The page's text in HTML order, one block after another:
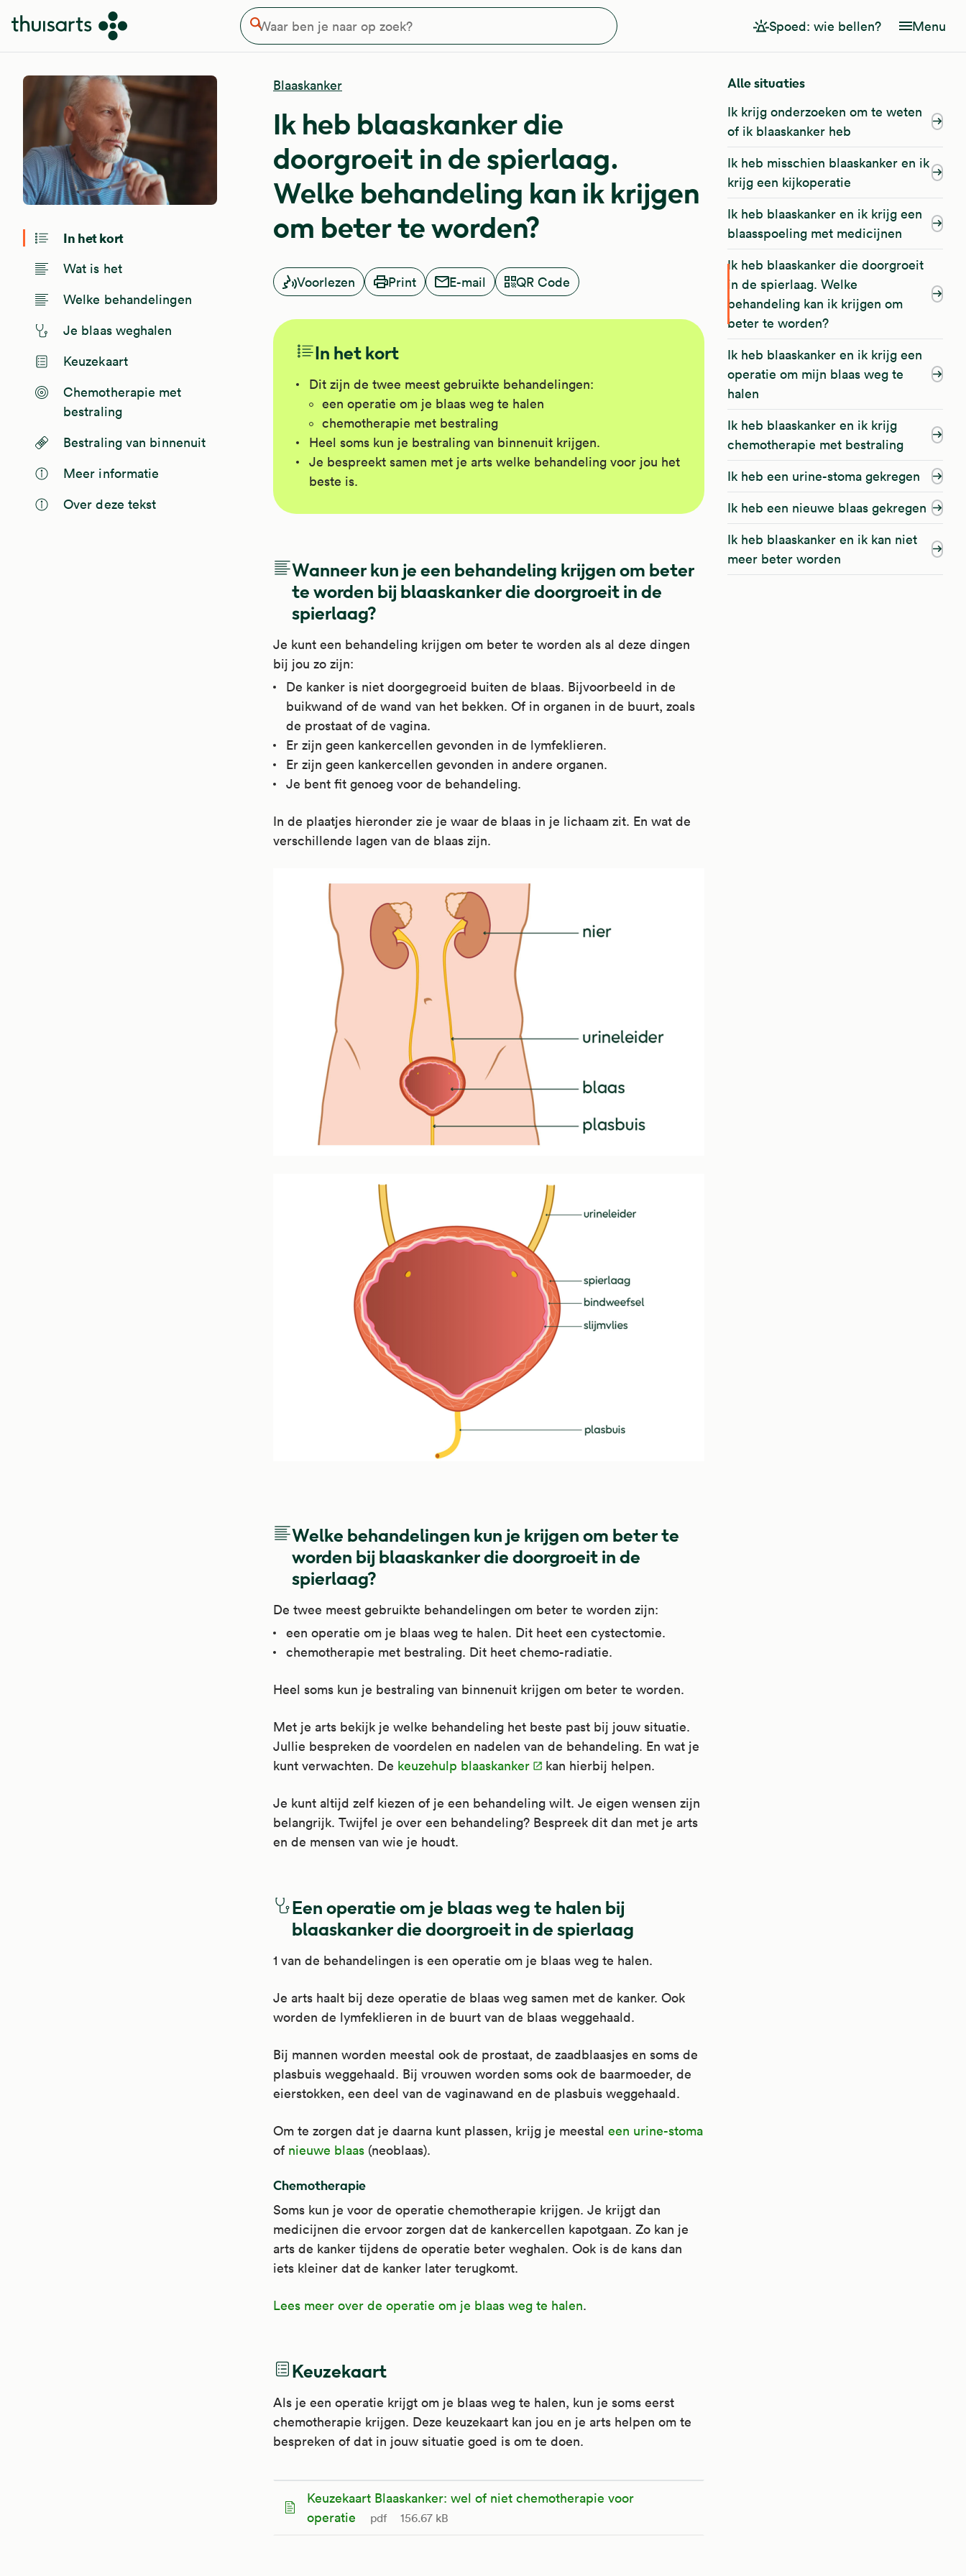
Overslaan en naar de inhoud gaan Waar ben je naar op zoek?
Zoeken Spoed: wie bellen? Menu
Blaaskanker
Ik heb blaaskanker die
doorgroeit in de spierlaag.
Welke behandeling kan ik krijgen
om beter te worden?
In het kort
Wat is het
Welke behandelingen
Je blaas weghalen
Keuzekaart
Chemotherapie met
bestraling
Bestraling van binnenuit
Meer informatie
Over deze tekst
Voorlezen Print E-mail QR Code
In het kort
Dit zijn de twee meest gebruikte behandelingen:
een operatie om je blaas weg te halen
chemotherapie met bestraling
Heel soms kun je bestraling van binnenuit krijgen.
Je bespreekt samen met je arts welke behandeling voor jou het
beste is.
Wanneer kun je een behandeling krijgen om beter
te worden bij blaaskanker die doorgroeit in de
spierlaag?
Je kunt een behandeling krijgen om beter te worden als al deze dingen
bij jou zo zijn:
De kanker is niet doorgegroeid buiten de blaas. Bijvoorbeeld in de
buikwand of de wand van het bekken. Of in organen in de buurt, zoals
de prostaat of de vagina.
Er zijn geen kankercellen gevonden in de lymfeklieren.
Er zijn geen kankercellen gevonden in andere organen.
Je bent fit genoeg voor de behandeling.
In de plaatjes hieronder zie je waar de blaas in je lichaam zit. En wat de
verschillende lagen van de blaas zijn.
Welke behandelingen kun je krijgen om beter te
worden bij blaaskanker die doorgroeit in de
spierlaag?
De twee meest gebruikte behandelingen om beter te worden zijn:
een operatie om je blaas weg te halen. Dit heet een cystectomie.
chemotherapie met bestraling. Dit heet chemo-radiatie.
Heel soms kun je bestraling van binnenuit krijgen om beter te worden.
Met je arts bekijk je welke behandeling het beste past bij jouw situatie.
Jullie bespreken de voordelen en nadelen van de behandeling. En wat je
kunt verwachten. De keuzehulp blaaskanker kan hierbij helpen.
Je kunt altijd zelf kiezen of je een behandeling wilt. Je eigen wensen zijn
belangrijk. Twijfel je over een behandeling? Bespreek dit dan met je arts
en de mensen van wie je houdt.
Een operatie om je blaas weg te halen bij
blaaskanker die doorgroeit in de spierlaag
1 van de behandelingen is een operatie om je blaas weg te halen.
Je arts haalt bij deze operatie de blaas weg samen met de kanker. Ook
worden de lymfeklieren in de buurt van de blaas weggehaald.
Bij mannen worden meestal ook de prostaat, de zaadblaasjes en soms de
plasbuis weggehaald. Bij vrouwen worden soms ook de baarmoeder, de
eierstokken, een deel van de vaginawand en de plasbuis weggehaald.
Om te zorgen dat je daarna kunt plassen, krijg je meestal een urine-stoma
of nieuwe blaas (neoblaas).
Chemotherapie
Soms kun je voor de operatie chemotherapie krijgen. Je krijgt dan
medicijnen die ervoor zorgen dat de kankercellen kapotgaan. Zo kan je
arts de kanker tijdens de operatie beter weghalen. Ook is de kans dan
iets kleiner dat de kanker later terugkomt.
Lees meer over de operatie om je blaas weg te halen.
Keuzekaart
Als je een operatie krijgt om je blaas weg te halen, kun je soms eerst
chemotherapie krijgen. Deze keuzekaart kan jou en je arts helpen om te
bespreken of dat in jouw situatie goed is om te doen.
Keuzekaart Blaaskanker: wel of niet chemotherapie voor
operatie
pdf 156.67 kB
Alle situaties
Ik krijg onderzoeken om te weten
of ik blaaskanker heb
Ik heb misschien blaaskanker en ik
krijg een kijkoperatie
Ik heb blaaskanker en ik krijg een
blaasspoeling met medicijnen
Ik heb blaaskanker die doorgroeit
in de spierlaag. Welke
behandeling kan ik krijgen om
beter te worden?
Ik heb blaaskanker en ik krijg een
operatie om mijn blaas weg te
halen
Ik heb blaaskanker en ik krijg
chemotherapie met bestraling
Ik heb een urine-stoma gekregen
Ik heb een nieuwe blaas gekregen
Ik heb blaaskanker en ik kan niet
meer beter worden